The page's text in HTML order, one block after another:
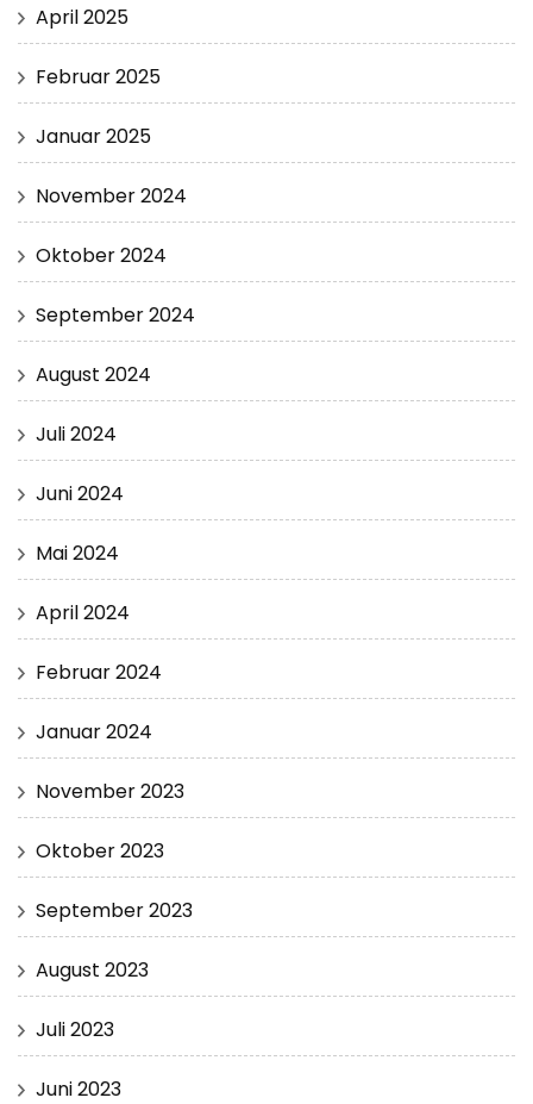
April 2025
Februar 2025
Januar 2025
November 2024
Oktober 2024
September 2024
August 2024
Juli 2024
Juni 2024
Mai 2024
April 2024
Februar 2024
Januar 2024
November 2023
Oktober 2023
September 2023
August 2023
Juli 2023
Juni 2023